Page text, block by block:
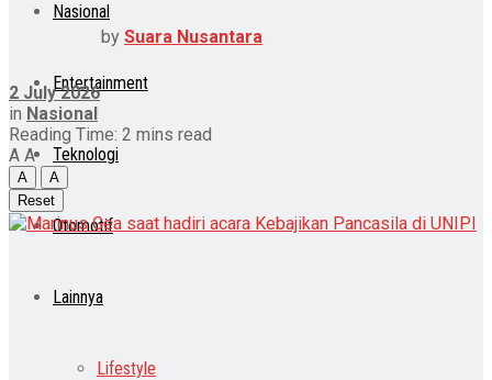
Nasional
Entertainment
Teknologi
Otomotif
Lainnya
Lifestyle
by Suara Nusantara
2 July 2026
in Nasional
Reading Time: 2 mins read
A A
A
A
Reset